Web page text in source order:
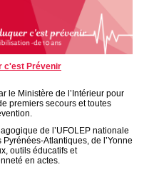
c'est Prévenir
le Ministère de l’Intérieur pour
premiers secours et toutes
de l’UFOLEP nationale
Atlantiques, de l’Yonne
outils éducatifs et
en actes.